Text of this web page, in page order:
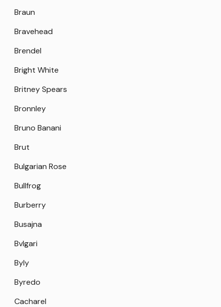
Braun
Bravehead
Brendel
Bright White
Britney Spears
Bronnley
Bruno Banani
Brut
Bulgarian Rose
Bullfrog
Burberry
Busajna
Bvlgari
Byly
Byredo
Cacharel